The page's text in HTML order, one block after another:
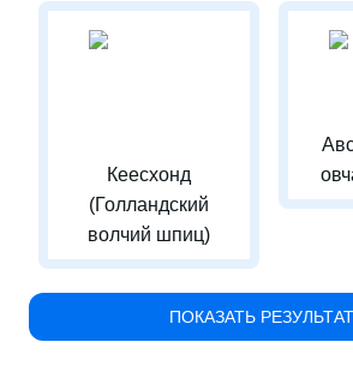
Кеесхонд
(Голландский
волчий шпиц)
ПОКАЗАТЬ